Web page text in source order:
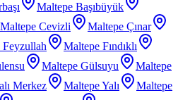
Maltepe Başıbüyük
Maltepe Cevizli
Maltepe Çınar
Feyzullah
Maltepe Fındıklı
Maltepe Gülsuyu
Maltepe
Merkez Maltepe Yalı
Maltepe